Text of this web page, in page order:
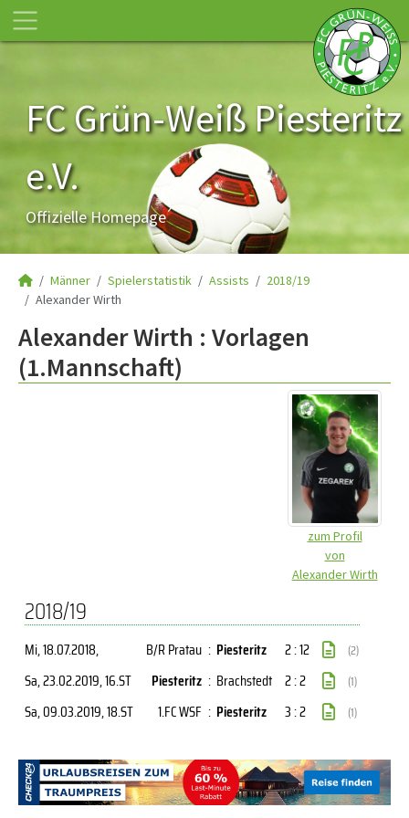
FC Grün-Weiß Piesteritz
e.V.
Offizielle Homepage
Männer Spielerstatistik Assists
2018/19
Alexander Wirth
Alexander Wirth : Vorlagen
(1.Mannschaft)
zum Profil
von
Alexander Wirth
2018/19
Mi, 18.07.2018, B/R Pratau : Piesteritz 2 : 12 (2)
Sa, 23.02.2019, 16.ST Piesteritz : Brachstedt 2 : 2 (1)
Sa, 09.03.2019, 18.ST 1.FC WSF : Piesteritz 3 : 2 (1)